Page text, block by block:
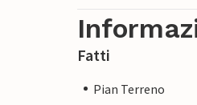
Fatti
Pian Terreno